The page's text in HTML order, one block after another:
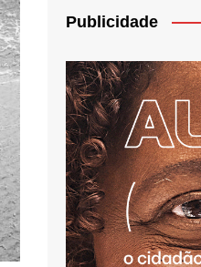
Publicidade